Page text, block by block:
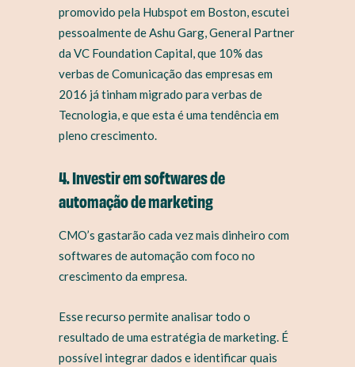
promovido pela Hubspot em Boston, escutei
pessoalmente de Ashu Garg, General Partner
da VC Foundation Capital, que 10% das
verbas de Comunicação das empresas em
2016 já tinham migrado para verbas de
Tecnologia, e que esta é uma tendência em
pleno crescimento.
4. Investir em softwares de
automação de marketing
CMO’s gastarão cada vez mais dinheiro com
softwares de automação com foco no
crescimento da empresa.
Esse recurso permite analisar todo o
resultado de uma estratégia de marketing. É
possível integrar dados e identificar quais